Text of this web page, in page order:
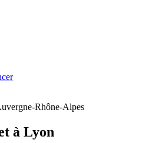
Rhône-Alpes
à Lyon